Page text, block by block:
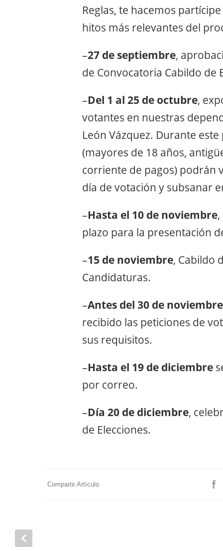
Reglas, te hacemos
hitos más relevantes del
–27 de septiembre,
de Convocatoria Cabildo de
–Del 1 al 25 de octubre,
votantes en nuestras
León Vázquez. Durante
(mayores de 18 años,
corriente de pagos) podrán
día de votación y subsanar
–Hasta el 10 de noviembre
plazo para la presentación
–15 de noviembre, Cabildo
Candidaturas.
–Antes del 30 de noviembre
recibido las peticiones de
sus requisitos.
–Hasta el 19 de diciembre
por correo.
–Día 20 de diciembre,
de Elecciones.
Compartir Artículo